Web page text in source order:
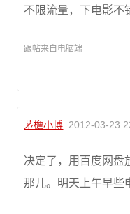
不限流量，下电影不
跟帖来自电脑端
茅檐小博 2012-03-23
决定了，用百度网盘
那儿。明天上午早